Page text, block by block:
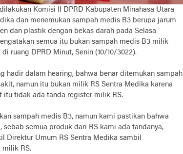
Komisi II DPRD Kabupaten Minahasa Utara
dan menemukan sampah medis B3 berupa jarum
dan plastik dengan bekas darah pada Selasa
semua itu bukan sampah medis B3 milik
ruang DPRD Minut, Senin (10/10/3022).
hadir dalam hearing, bahwa benar ditemukan sampah
namun itu bukan milik RS Sentra Medika karena
itu tidak ada tanda register milik RS.
sampah medis B3, namun kami pastikan bahwa
semua produk dari RS kami ada tandanya,
Direktur Umum RS Sentra Medika sambil
milik RS.